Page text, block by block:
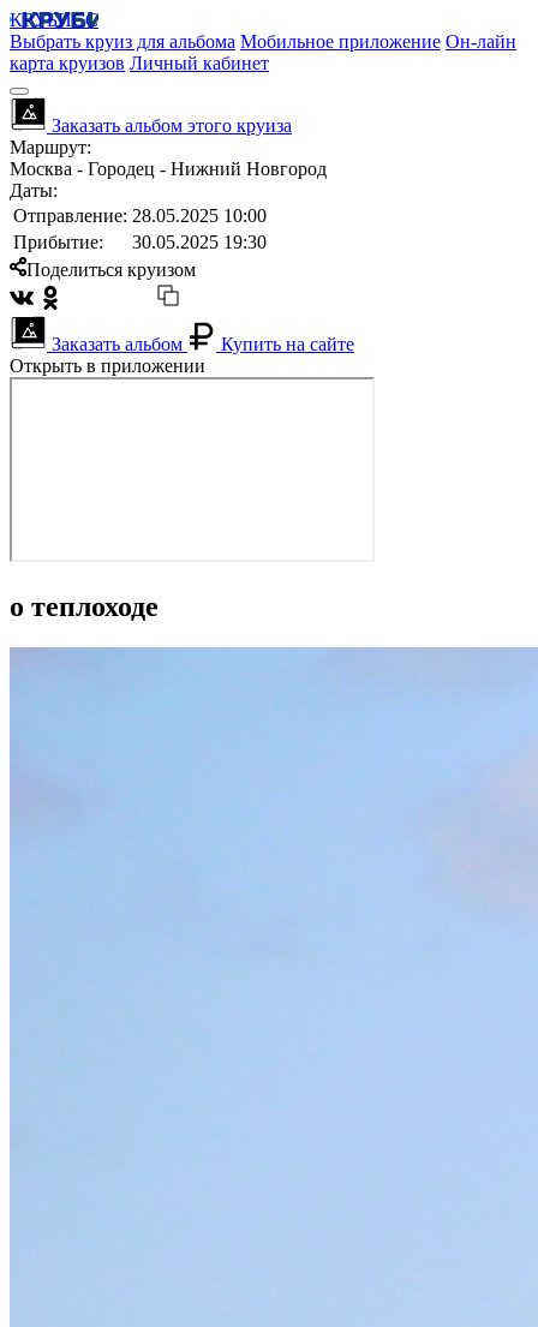
КРУБИСС
Выбрать круиз для альбома Мобильное приложение Он-лайн
карта круизов Личный кабинет
Заказать альбом этого круиза
Маршрут:
Москва - Городец - Нижний Новгород
Даты:
Отправление: 28.05.2025 10:00
Прибытие:
30.05.2025 19:30
Поделиться круизом
Заказать альбом
Купить на сайте
Открыть в приложении
о теплоходе